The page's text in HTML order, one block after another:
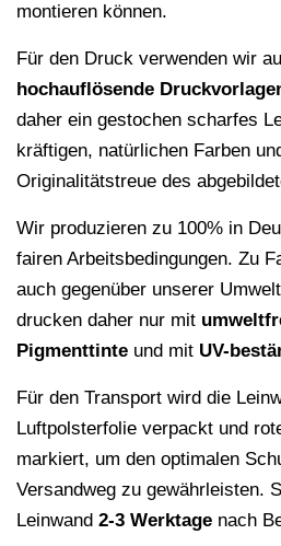
montieren können.
Für den Druck verwenden wir
hochauflösende
daher ein gestochen scharfes
kräftigen, natürlichen Farben
Originalitätstreue des
Wir produzieren zu 100% in
fairen Arbeitsbedingungen. Zu
auch gegenüber unserer
drucken daher nur mit
Pigmenttinte und mit UV-
Für den Transport wird die
Luftpolsterfolie verpackt und
markiert, um den optimalen
Versandweg zu gewährleisten.
Leinwand 2-3 Werktage nach